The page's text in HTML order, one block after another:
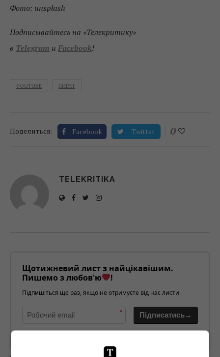
Фото: unsplash
Подписывайтесь на «Телекритику»
в Telegram и Facebook!
YOUTUBE ПИРАТ
Поделиться: Facebook Twitter 0
TELEKRITIKA
Щотижневий лист з найцікавішим.
Пишемо з любов'ю
!
Підпишіться ще раз, якщо не отримуєте від нас листи
* Підписатись→